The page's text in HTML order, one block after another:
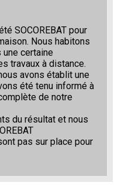
SOCOREBAT pour
Nous habitons
une certaine
travaux à distance.
avons établit une
été tenu informé à
de notre
du résultat et nous
pas sur place pour